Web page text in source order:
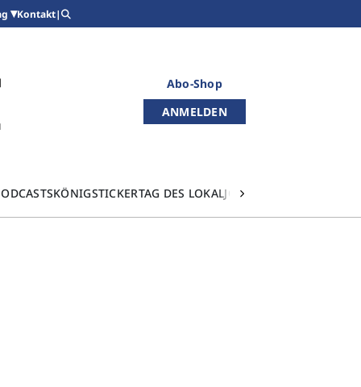
Kontakt|
Abo-Shop
ANMELDEN
KÖNIGSTICKERTAG DES LOKALJOURNALISMUS